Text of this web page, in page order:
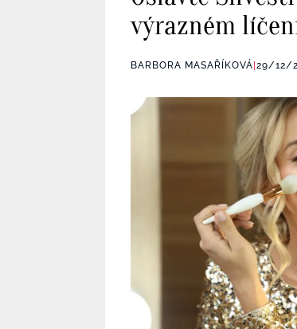
výrazném
BARBORA MASAŘÍKOVÁ 29/12/